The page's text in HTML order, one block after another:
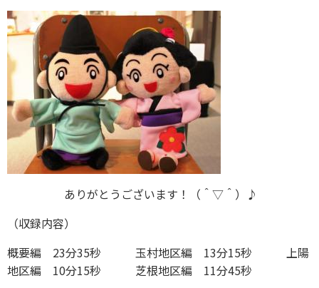
ありがとうございます！（＾▽＾）♪
（収録内容）
概要編 23分35秒 玉村地区編 13分15秒 上陽
地区編 10分15秒 芝根地区編 11分45秒